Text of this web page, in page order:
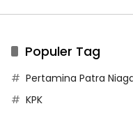
Populer Tag
Pertamina Patra
KPK